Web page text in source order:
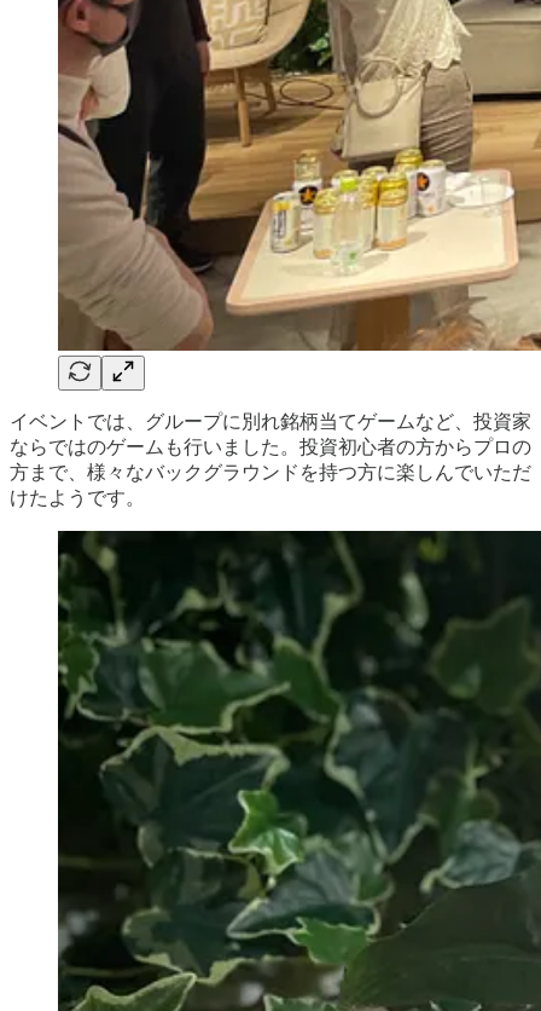
イベントでは、グループに別れ銘柄当てゲームなど、投資家
ならではのゲームも行いました。投資初心者の方からプロの
方まで、様々なバックグラウンドを持つ方に楽しんでいただ
けたようです。